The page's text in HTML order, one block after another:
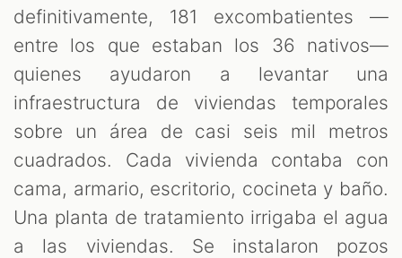
definitivamente, 181 excombatientes —
entre los que estaban los 36 nativos—
quienes ayudaron a levantar una
infraestructura de viviendas temporales
sobre un área de casi seis mil metros
cuadrados. Cada vivienda contaba con
cama, armario, escritorio, cocineta y baño.
Una planta de tratamiento irrigaba el agua
a las viviendas. Se instalaron pozos